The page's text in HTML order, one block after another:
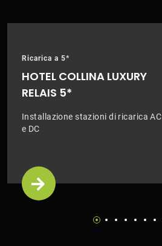
Ricarica a 5*
HOTEL COLLINA LUXURY
RELAIS 5*
Installazione stazioni di ricarica AC
e DC